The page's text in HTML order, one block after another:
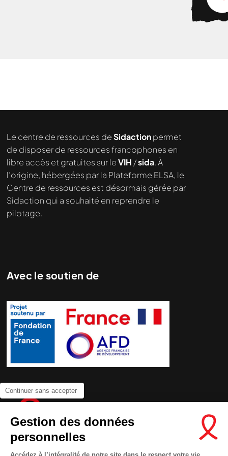
Continuer sans accepter
Gestion des données
personnelles
Accédez à l’intégralité de notre site dans le respect votre vie
Le centre de ressources deSidactionpermet
de disposer de ressources francophones en
libre accès et gratuites sur leVIH /sida. À
l’origine, hébergées par la Plateforme ELSA, le
Centre de ressources est désormais gérée par
Sidaction qui a souhaité en reprendre le
pilotage.
Avec le soutien de